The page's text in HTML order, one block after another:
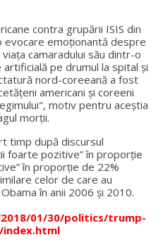
contra grupării ISIS din
emoţionantă despre
camaradului său dintr-o
pe drumul la spital şi
nord-coreeană a fost
americani şi coreeni
motiv pentru aceştia
morții.
timp după discursul
foarte pozitive” în proporţie
în proporţie de 22%
celor de care au
în anii 2006 şi 2010.
01/30/politics/trump-